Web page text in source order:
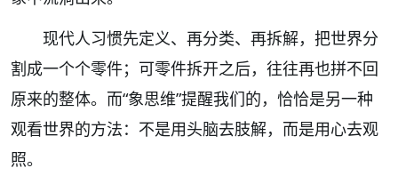
现代人习惯先定义、再分类、再拆解，把世界分
割成一个个零件；可零件拆开之后，往往再也拼不回
原来的整体。而“象思维”提醒我们的，恰恰是另一种
观看世界的方法：不是用头脑去肢解，而是用心去观
照。